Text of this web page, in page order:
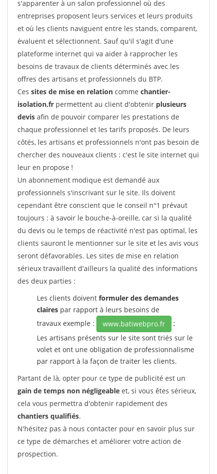
s'apparenter à un salon professionnel où des
entreprises proposent leurs services et leurs produits
et où les clients naviguent entre les stands, comparent,
évaluent et sélectionnent. Sauf qu'il s'agit d'une
plateforme internet qui va aider à rapprocher les
besoins de travaux de clients déterminés avec les
offres des artisans et professionnels du BTP.
Ces sites de mise en relation comme chantier-
isolation.fr permettent au client d'obtenir plusieurs
devis afin de pouvoir comparer les prestations de
chaque professionnel et les tarifs proposés. De leurs
côtés, les artisans et professionnels n'ont pas besoin de
chercher des nouveaux clients : c'est le site internet qui
leur en propose !
Un abonnement modique est demandé aux
professionnels s'inscrivant sur le site. Ils doivent
cependant être conscient que le conseil n°1 prévaut
toujours : à savoir le bouche-à-oreille, car si la qualité
du devis ou le temps de réactivité n'est pas optimal, les
clients sauront le mentionner sur le site et les avis vous
seront défavorables. Les sites de mise en relation
sérieux travaillent d'ailleurs la qualité des informations
des deux parties :
Les clients doivent formuler des demandes
claires par rapport à leurs besoins de
travaux exemple :
www.batiwebpro.fr
;
Les artisans présents sur le site sont triés sur le
volet et ont une obligation de professionnalisme
par rapport à la façon de traiter les clients.
Partant de là, opter pour ce type de publicité est un
gain de temps non négligeable et, si vous êtes sérieux,
cela vous permettra d'obtenir rapidement des
chantiers qualifiés.
N'hésitez pas à nous contacter pour en savoir plus sur
ce type de démarches et améliorer votre action de
prospection.